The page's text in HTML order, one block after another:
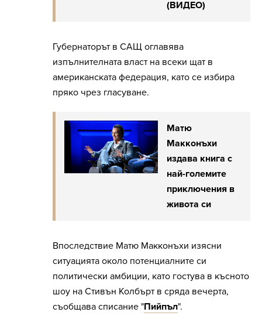
(ВИДЕО)
Губернаторът в САЩ оглавява
изпълнителната власт на всеки щат в
американската федерация, като се избира
пряко чрез гласуване.
Матю
Макконъхи
издава книга с
най-големите
приключения в
живота си
Впоследствие Матю Макконъхи изясни
ситуацията около потенциалните си
политически амбиции, като гостува в късното
шоу на Стивън Колбърт в сряда вечерта,
съобщава списание "Пийпъл".